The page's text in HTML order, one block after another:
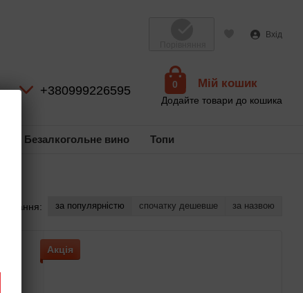
Вхід
+380999226595 0 Мій кошик
Додайте товари до кошика
Безалкогольне вино Топи
за популярністю спочатку дешевше за назвою
Акція